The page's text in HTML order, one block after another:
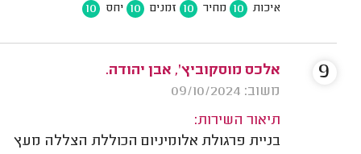
איכות 10 מחיר 10 זמנים 10 יחס 10
אלכס מוסקוביץ', אבן יהודה.
משוב: 09/10/2024
תיאור השירות:
בניית פרגולת אלומיניום הכוללת הצללה מעץ
9